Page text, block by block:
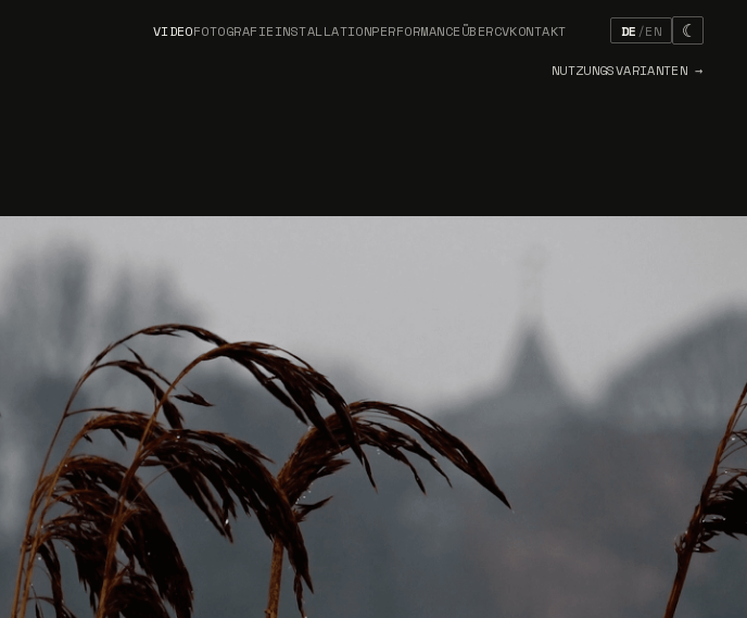
VIDEOFOTOGRAFIEINSTALLATIONPERFORMANCEÜBERCVKONTAKT DE /EN ☾
NUTZUNGSVARIANTEN →